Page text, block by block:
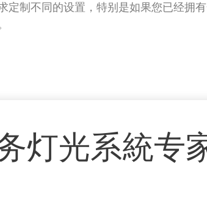
定制不同的设置，特别是如果您已经拥
灯光系統专